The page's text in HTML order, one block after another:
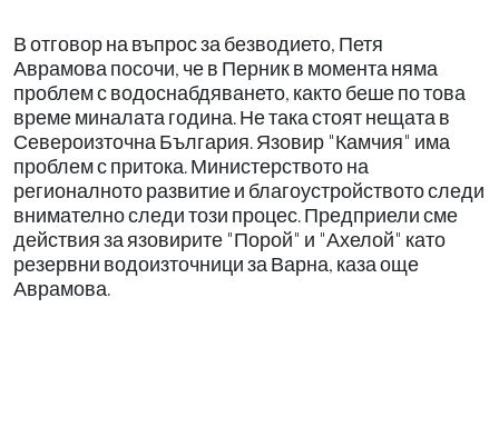
В отговор на въпрос за безводието, Петя
Аврамова посочи, че в Перник в момента няма
проблем с водоснабдяването, както беше по това
време миналата година. Не така стоят нещата в
Североизточна България. Язовир "Камчия" има
проблем с притока. Министерството на
регионалното развитие и благоустройството следи
внимателно следи този процес. Предприели сме
действия за язовирите "Порой" и "Ахелой" като
резервни водоизточници за Варна, каза още
Аврамова.